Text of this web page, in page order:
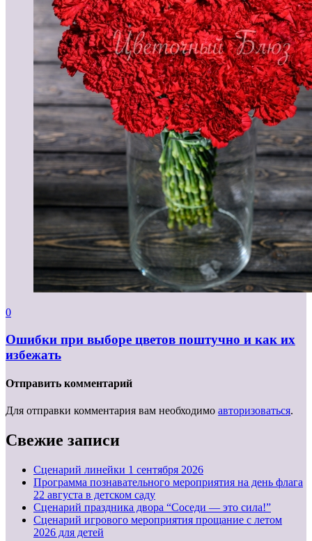
0
Ошибки при выборе цветов поштучно и как их
избежать
Отправить комментарий
Для отправки комментария вам необходимо авторизоваться.
Свежие записи
Cценарий линейки 1 сентября 2026
Программа познавательного мероприятия на день флага
22 августа в детском саду
Сценарий праздника двора “Соседи — это сила!”
Сценарий игрового мероприятия прощание с летом
2026 для детей